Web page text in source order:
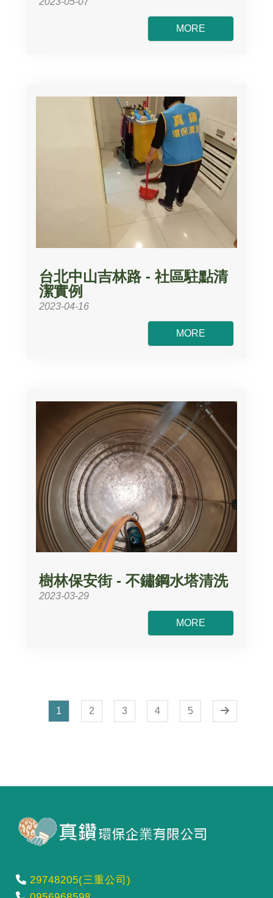
MORE
台北中山吉林路 - 社區駐點清
潔實例
2023-04-16
MORE
樹林保安街 - 不鏽鋼水塔清洗
2023-03-29
MORE
1 2 3 4 5
29748205(三重公司)